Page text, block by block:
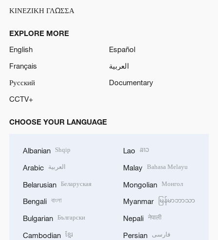
ΚΙΝΕΖΙΚΗ ΓΛΩΣΣΑ
EXPLORE MORE
English
Español
Français
العربية
Русский
Documentary
CCTV+
CHOOSE YOUR LANGUAGE
Albanian Shqip
Arabic العربية
Belarusian Беларуская
Bengali বাংলা
Bulgarian Български
Cambodian ខ្មែរ
Lao ລາວ
Malay Bahasa Melayu
Mongolian Монгол
Myanmar မြန်မာဘာသာ
Nepali नेपाली
Persian فارسی